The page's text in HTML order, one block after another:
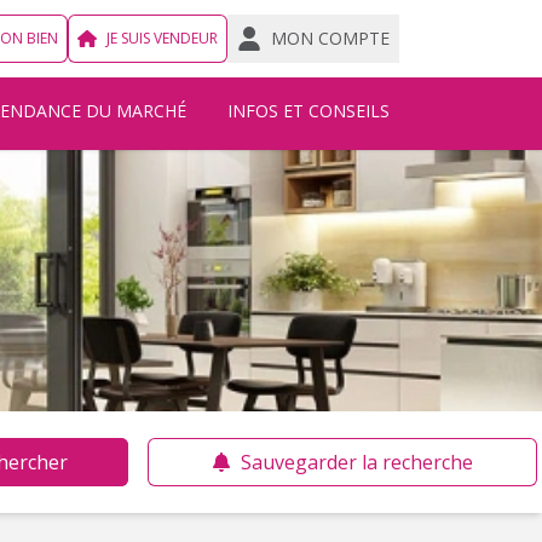
BIEN JE SUIS VENDEUR MON COMPTE
DU MARCHÉ INFOS ET CONSEILS
Sauvegarder la recherche